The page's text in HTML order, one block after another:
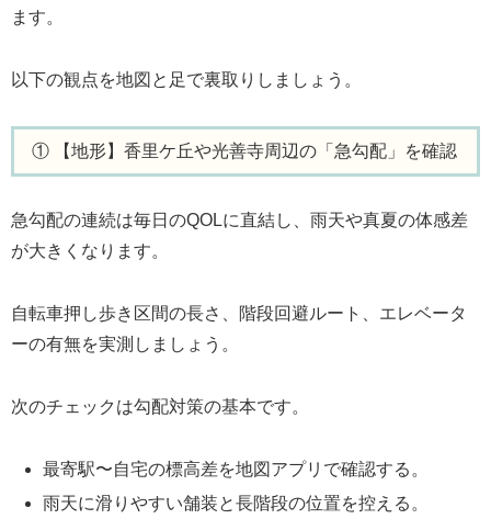
ます。
以下の観点を地図と足で裏取りしましょう。
① 【地形】香里ケ丘や光善寺周辺の「急勾配」を確認
急勾配の連続は毎日のQOLに直結し、雨天や真夏の体感差
が大きくなります。
自転車押し歩き区間の長さ、階段回避ルート、エレベータ
ーの有無を実測しましょう。
次のチェックは勾配対策の基本です。
最寄駅〜自宅の標高差を地図アプリで確認する。
雨天に滑りやすい舗装と長階段の位置を控える。